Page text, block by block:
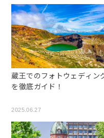
蔵王でのフォトウェディン
を徹底ガイド！
2025.06.27